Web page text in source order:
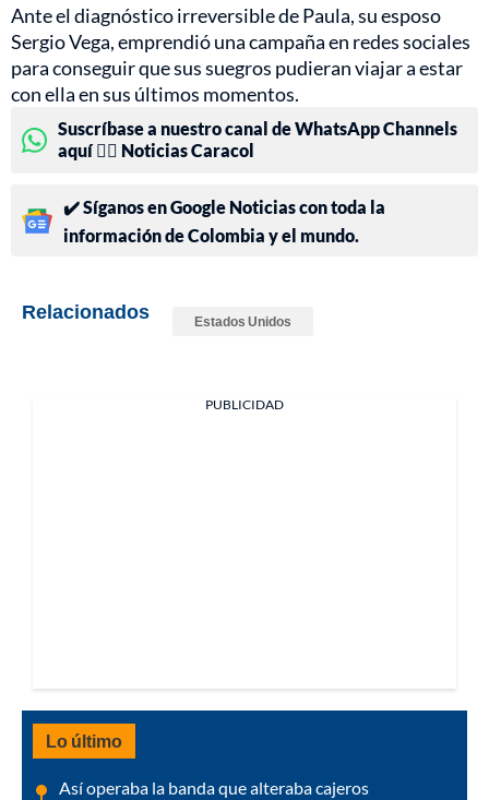
Ante el diagnóstico irreversible de Paula, su esposo
Sergio Vega, emprendió una campaña en redes sociales
para conseguir que sus suegros pudieran viajar a estar
con ella en sus últimos momentos.
Suscríbase a nuestro canal de WhatsApp Channels
aquí 👉🏻 Noticias Caracol
✔️ Síganos en Google Noticias con toda la
información de Colombia y el mundo.
Relacionados Estados Unidos
PUBLICIDAD
Lo último
Así operaba la banda que alteraba cajeros